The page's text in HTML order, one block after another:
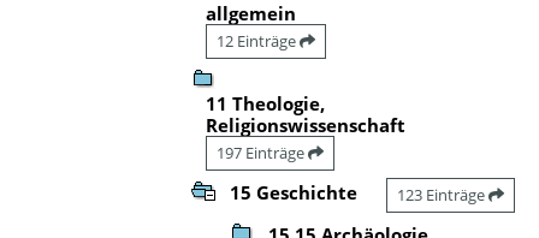
allgemein
12 Einträge
11 Theologie,
Religionswissenschaft
197 Einträge
15 Geschichte 123 Einträge